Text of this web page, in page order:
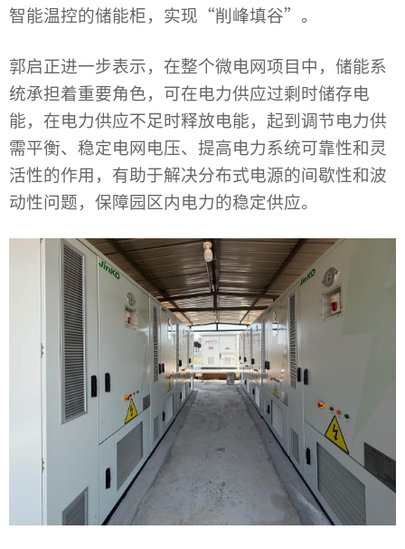
智能温控的储能柜，实现“削峰填谷”。
郭启正进一步表示，在整个微电网项目中，储能系
统承担着重要角色，可在电力供应过剩时储存电
能，在电力供应不足时释放电能，起到调节电力供
需平衡、稳定电网电压、提高电力系统可靠性和灵
活性的作用，有助于解决分布式电源的间歇性和波
动性问题，保障园区内电力的稳定供应。